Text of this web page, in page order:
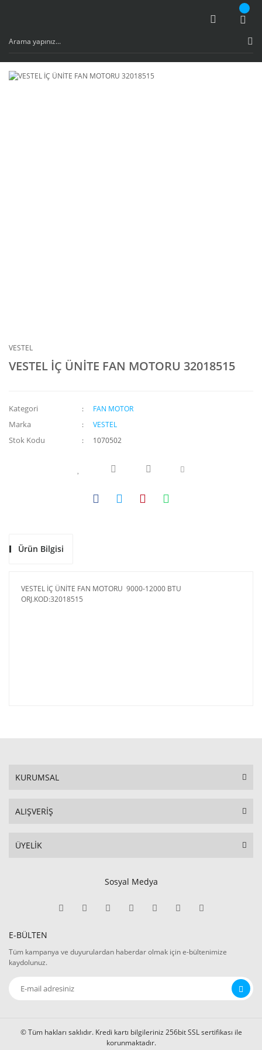
VESTEL
VESTEL İÇ ÜNİTE FAN MOTORU 32018515
Kategori FAN MOTOR
Marka VESTEL
Stok Kodu 1070502
Ürün Bilgisi
VESTEL İÇ ÜNİTE FAN MOTORU 9000-12000 BTU
ORJ.KOD:32018515
KURUMSAL
ALIŞVERİŞ
ÜYELİK
Sosyal Medya
E-BÜLTEN
Tüm kampanya ve duyurulardan haberdar olmak için e-bültenimize
kaydolunuz.
© Tüm hakları saklıdır. Kredi kartı bilgileriniz 256bit SSL sertifikası ile
korunmaktadır.